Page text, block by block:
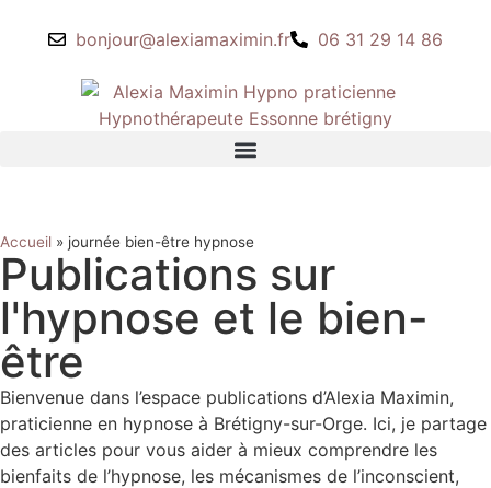
bonjour@alexiamaximin.fr 06 31 29 14 86
Accueil » journée bien-être hypnose
Publications sur
l'hypnose et le bien-
être
Bienvenue dans l’espace publications d’Alexia Maximin,
praticienne en hypnose à Brétigny-sur-Orge. Ici, je partage
des articles pour vous aider à mieux comprendre les
bienfaits de l’hypnose, les mécanismes de l’inconscient,